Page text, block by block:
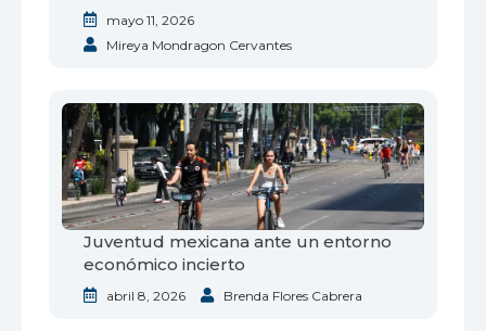
mayo 11, 2026
Mireya Mondragon Cervantes
Juventud mexicana ante un entorno
económico incierto
abril 8, 2026 Brenda Flores Cabrera